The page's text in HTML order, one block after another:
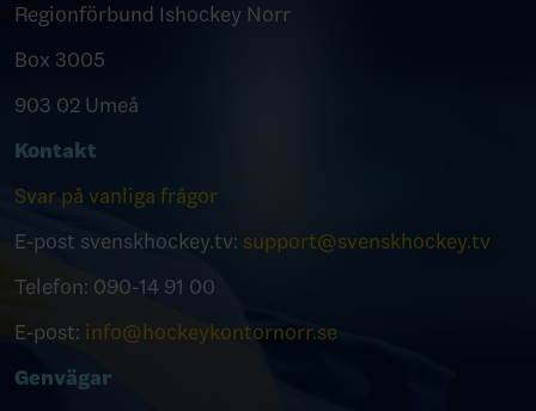
Regionförbund Ishockey Norr
Box 3005
903 02 Umeå
Kontakt
Svar på vanliga frågor
E-post svenskhockey.tv: support@svenskhockey.tv
Telefon: 090-14 91 00
E-post: info@hockeykontornorr.se
Genvägar